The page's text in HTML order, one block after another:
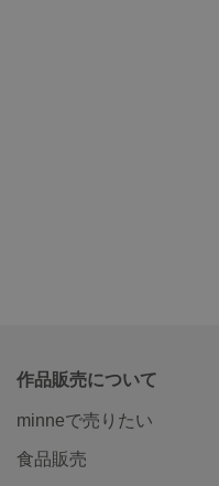
作品販売について
minneで売りたい
食品販売